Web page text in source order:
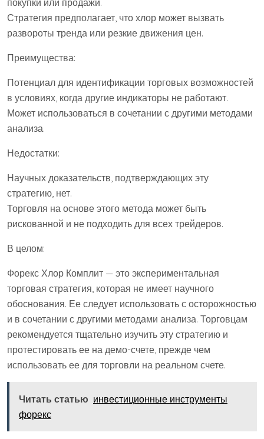
покупки или продажи.
Стратегия предполагает, что хлор может вызвать
развороты тренда или резкие движения цен.
Преимущества:
Потенциал для идентификации торговых возможностей
в условиях, когда другие индикаторы не работают.
Может использоваться в сочетании с другими методами
анализа.
Недостатки:
Научных доказательств, подтверждающих эту
стратегию, нет.
Торговля на основе этого метода может быть
рискованной и не подходить для всех трейдеров.
В целом:
Форекс Хлор Комплит — это экспериментальная
торговая стратегия, которая не имеет научного
обоснования. Ее следует использовать с осторожностью
и в сочетании с другими методами анализа. Торговцам
рекомендуется тщательно изучить эту стратегию и
протестировать ее на демо-счете, прежде чем
использовать ее для торговли на реальном счете.
Читать статью инвестиционные инструменты
форекс